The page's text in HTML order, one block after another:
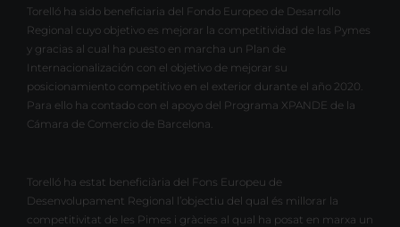
Torelló ha sido beneficiaria del Fondo Europeo de Desarrollo
Regional cuyo objetivo es mejorar la competitividad de las Pymes
y gracias al cual ha puesto en marcha un Plan de
Internacionalización con el objetivo de mejorar su
posicionamiento competitivo en el exterior durante el año 2020.
Para ello ha contado con el apoyo del Programa XPANDE de la
Cámara de Comercio de Barcelona.
Torelló ha estat beneficiària del Fons Europeu de
Desenvolupament Regional l’objectiu del qual és millorar la
competitivitat de les Pimes i gràcies al qual ha posat en marxa un